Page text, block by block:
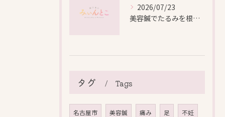
2026/07/23
美容鍼でたるみを根本から改善し自然なリフトアップを叶える方法
タグ Tags
名古屋市 美容鍼 痛み 足 不妊